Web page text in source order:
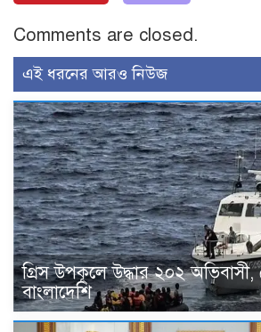
Comments are closed.
এই ধরনের আরও নিউজ
গ্রিস উপকূলে উদ্ধার ২০২ অভিবাসী,
বাংলাদেশি